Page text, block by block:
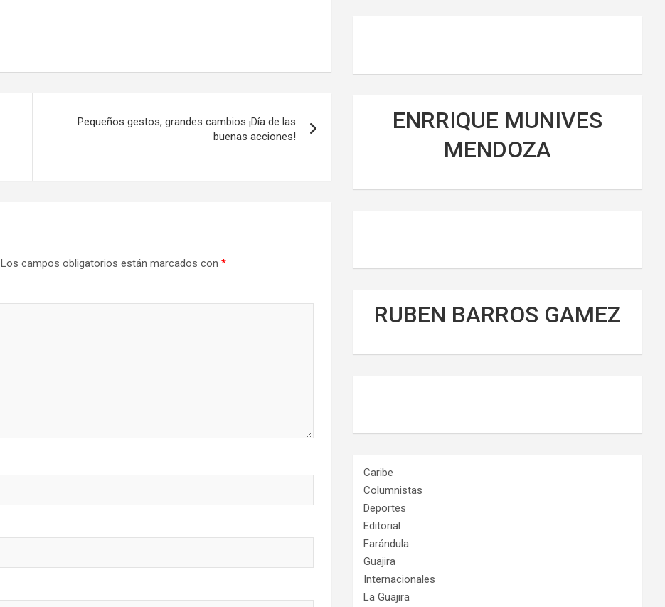
Pequeños gestos, grandes cambios ¡Día de las
buenas acciones!
Los campos obligatorios están marcados con *
ENRRIQUE MUNIVES
MENDOZA
RUBEN BARROS GAMEZ
Caribe
Columnistas
Deportes
Editorial
Farándula
Guajira
Internacionales
La Guajira